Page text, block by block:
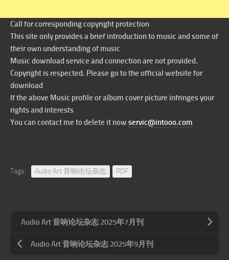
Call for corresponding copyright protection
This site only provides a brief introduction to music and some of
their own understanding of music
Music download service and connection are not provided.
Copyright is respected. Please go to the official website for
download
If the above Music profile or album cover picture infringes your
rights and interests
You can contact me to delete it now servic@intooo.com
Tags: Audio Art 音响论坛杂志 PDF
Audio Art 音响论坛杂志 2025年7月刊
Audio Art 音响论坛杂志 2025年9月刊